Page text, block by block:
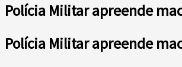
Polícia Militar apreende
Polícia Militar apreende